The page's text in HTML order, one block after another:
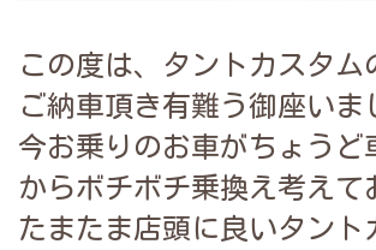
この度は、タントカスタム
ご納車頂き有難う御座いま
今お乗りのお車がちょうど
からボチボチ乗換え考えて
たまたま店頭に良いタント